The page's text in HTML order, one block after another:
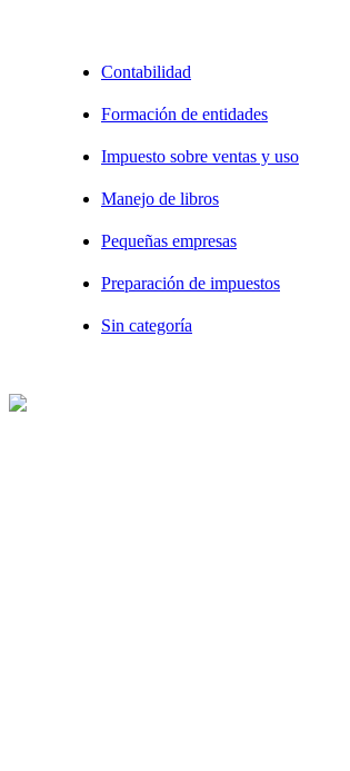
Contabilidad
Formación de entidades
Impuesto sobre ventas y uso
Manejo de libros
Pequeñas empresas
Preparación de impuestos
Sin categoría